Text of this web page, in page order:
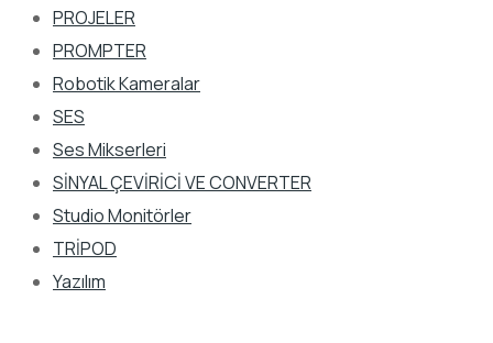
PROJELER
PROMPTER
Robotik Kameralar
SES
Ses Mikserleri
SİNYAL ÇEVİRİCİ VE CONVERTER
Studio Monitörler
TRİPOD
Yazılım